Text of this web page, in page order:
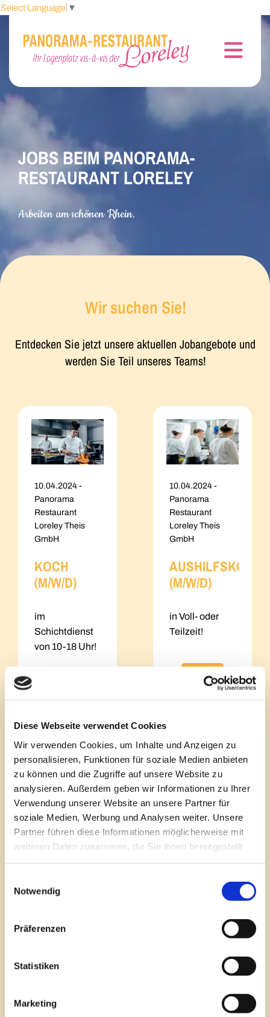
Diese Webseite verwendet Cookies
Wir verwenden Cookies, um Inhalte und Anzeigen zu
personalisieren, Funktionen für soziale Medien anbieten
zu können und die Zugriffe auf unsere Website zu
analysieren. Außerdem geben wir Informationen zu Ihrer
Verwendung unserer Website an unsere Partner für
soziale Medien, Werbung und Analysen weiter. Unsere
Partner führen diese Informationen möglicherweise mit
weiteren Daten zusammen, die Sie ihnen bereitgestellt
Notwendig
Präferenzen
Statistiken
Marketing
Select Language ▼
JOBS BEIM PANORAMA-
RESTAURANT LORELEY
Arbeiten am schönen Rhein.
Wir suchen Sie!
Entdecken Sie jetzt unsere aktuellen Jobangebote und
werden Sie Teil unseres Teams!
10.04.2024 -
Panorama
Restaurant
Loreley Theis
GmbH
KOCH
(M/W/D)
im
Schichtdienst
von 10-18 Uhr!
lesen
10.04.2024 -
Panorama
Restaurant
Loreley Theis
GmbH
AUSHILFSKOCH
(M/W/D)
in Voll- oder
Teilzeit!
Mehr
lesen
KÜCHENHILFE (M/W/D)